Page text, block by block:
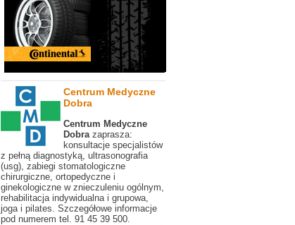
Centrum Medyczne
Dobra
Centrum Medyczne
Dobra zaprasza:
konsultacje specjalistów
z pełną diagnostyką, ultrasonografia
(usg), zabiegi stomatologiczne
chirurgiczne, ortopedyczne i
ginekologiczne w znieczuleniu ogólnym,
rehabilitacja indywidualna i grupowa,
joga i pilates. Szczegółowe informacje
pod numerem tel. 91 45 39 500.